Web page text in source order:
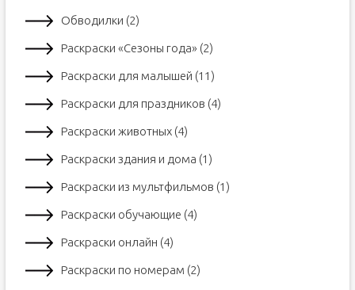
Обводилки (2)
Раскраски «Сезоны года» (2)
Раскраски для малышей (11)
Раскраски для праздников (4)
Раскраски животных (4)
Раскраски здания и дома (1)
Раскраски из мультфильмов (1)
Раскраски обучающие (4)
Раскраски онлайн (4)
Раскраски по номерам (2)